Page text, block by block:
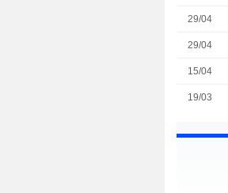
29/04
29/04
15/04
19/03